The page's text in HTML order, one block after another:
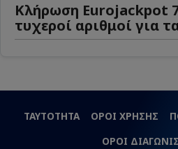
Κλήρωση Eurojackpot
τυχεροί αριθμοί για
ΤΑΥΤΟΤΗΤΑ ΟΡΟΙ ΧΡΗΣΗΣ
ΟΡΟΙ